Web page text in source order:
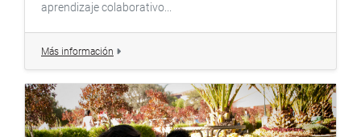
aprendizaje colaborativo...
Más información